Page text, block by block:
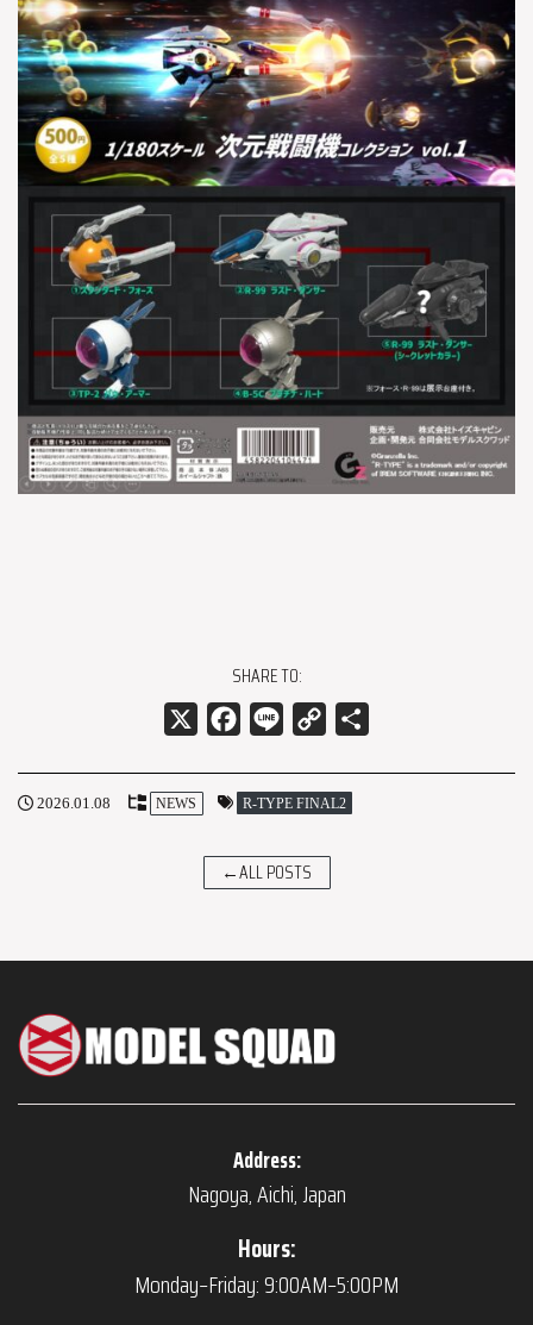
SHARE TO:
X Facebook
Line
Copy
2026.01.08 NEWS R-TYPE FINAL2
←ALL POSTS
Address:
Nagoya, Aichi, Japan
Hours:
Monday–Friday: 9:00AM–5:00PM